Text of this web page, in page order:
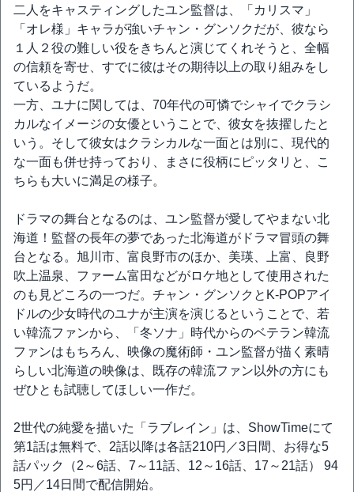
二人をキャスティングしたユン監督は、「カリスマ」
「オレ様」キャラが強いチャン・グンソクだが、彼なら
１人２役の難しい役をきちんと演じてくれそうと、全幅
の信頼を寄せ、すでに彼はその期待以上の取り組みをし
ているようだ。
一方、ユナに関しては、70年代の可憐でシャイでクラシ
カルなイメージの女優ということで、彼女を抜擢したと
いう。そして彼女はクラシカルな一面とは別に、現代的
な一面も併せ持っており、まさに役柄にピッタリと、こ
ちらも大いに満足の様子。
ドラマの舞台となるのは、ユン監督が愛してやまない北
海道！監督の長年の夢であった北海道がドラマ冒頭の舞
台となる。旭川市、富良野市のほか、美瑛、上富、良野
吹上温泉、ファーム富田などがロケ地として使用された
のも見どころの一つだ。チャン・グンソクとK-POPアイ
ドルの少女時代のユナが主演を演じるということで、若
い韓流ファンから、「冬ソナ」時代からのベテラン韓流
ファンはもちろん、映像の魔術師・ユン監督が描く素晴
らしい北海道の映像は、既存の韓流ファン以外の方にも
ぜひとも試聴してほしい一作だ。
2世代の純愛を描いた「ラブレイン」は、ShowTimeにて
第1話は無料で、2話以降は各話210円／3日間、お得な5
話パック（2～6話、7～11話、12～16話、17～21話） 94
5円／14日間で配信開始。